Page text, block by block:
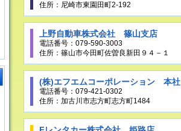
住所：尼崎市東園田町2-192
上野自動車株式会社 篠山支店
電話番号：079-590-3003
住所：篠山市今田町佐曽良新田９４－１
(株)エフエムコーポレーション 本社
電話番号：079-421-0302
住所：加古川市志方町志方町1484